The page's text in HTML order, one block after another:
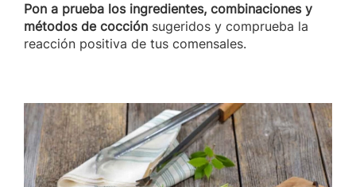
Pon a prueba los ingredientes, combinaciones y
métodos de cocción sugeridos y comprueba la
reacción positiva de tus comensales.